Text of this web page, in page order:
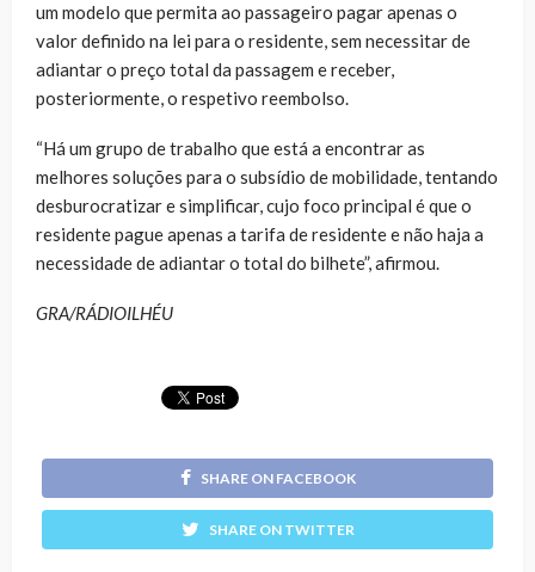
um modelo que permita ao passageiro pagar apenas o
valor definido na lei para o residente, sem necessitar de
adiantar o preço total da passagem e receber,
posteriormente, o respetivo reembolso.
“Há um grupo de trabalho que está a encontrar as
melhores soluções para o subsídio de mobilidade, tentando
desburocratizar e simplificar, cujo foco principal é que o
residente pague apenas a tarifa de residente e não haja a
necessidade de adiantar o total do bilhete”, afirmou.
GRA/RÁDIOILHÉU
SHARE ON FACEBOOK
SHARE ON TWITTER